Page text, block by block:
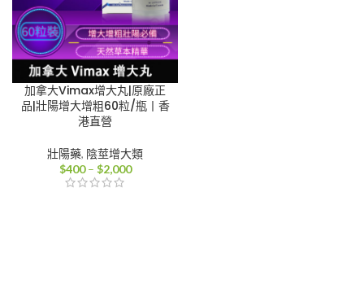
加拿大Vimax增大丸|原廠正
品|壯陽增大增粗60粒/瓶丨香
港直營
壯陽藥, 陰莖增大類
$400 – $2,000價